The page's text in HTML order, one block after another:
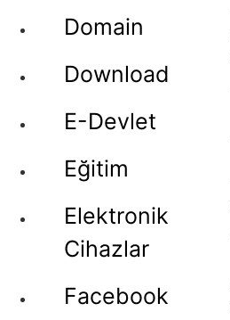
Domain
Download
E-Devlet
Eğitim
Elektronik
Cihazlar
Facebook